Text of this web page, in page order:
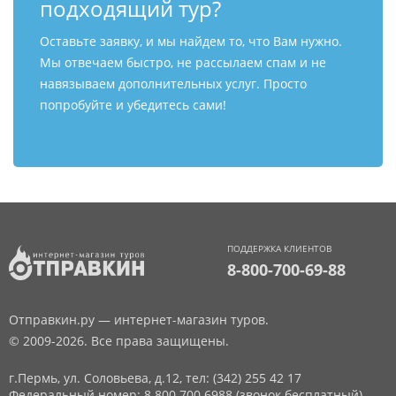
подходящий тур?
Оставьте заявку, и мы найдем то, что Вам нужно.
Мы отвечаем быстро, не рассылаем спам и не
навязываем дополнительных услуг. Просто
попробуйте и убедитесь сами!
ПОДДЕРЖКА КЛИЕНТОВ
8-800-700-69-88
Отправкин.ру — интернет-магазин туров.
© 2009-2026. Все права защищены.
г.Пермь, ул. Соловьева, д.12, тел: (342) 255 42 17